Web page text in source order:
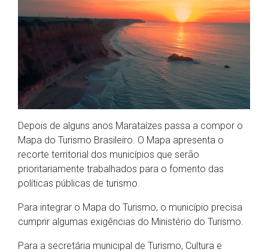
Depois de alguns anos Marataízes passa a compor o
Mapa do Turismo Brasileiro. O Mapa apresenta o
recorte territorial dos municípios que serão
prioritariamente trabalhados para o fomento das
políticas públicas de turismo.
Para integrar o Mapa do Turismo, o município precisa
cumprir algumas exigências do Ministério do Turismo.
Para a secretária municipal de Turismo, Cultura e